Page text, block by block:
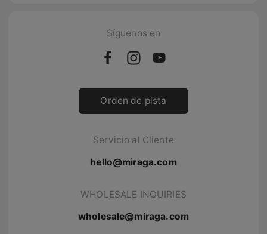
Síguenos en
Orden de pista
Servicio al Cliente
hello@miraga.com
WHOLESALE INQUIRIES
wholesale@miraga.com